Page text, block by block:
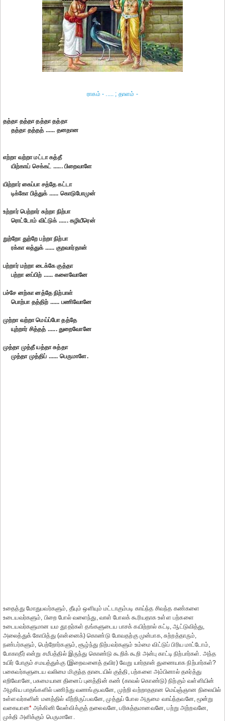
ராகம் - ..... ; தாளம் -
தத்தா தத்தா தத்தா தத்தா
தத்தா தத்தத் ...... தனதான
எற்றா வற்றா மட்டா கத்தீ
யிற்காய் செக்கட் ...... பிறைவாளே
யிற்றார் கைப்பா சத்தே கட்டா
டிக்கோ பித்துக் ...... கொடுபோமுன்
உற்றார் பெற்றார் சுற்றா நிற்பா
ரொட்டோம் விட்டுக் ...... கழியீரென்
றுற்றோ துற்றே பற்றா நிற்பா
ரக்கா லத்துக் ...... குறவார்தான்
பற்றார் மற்றா டைக்கே குத்தா
பற்றா னப்பிற் ...... களைவோனே
பச்சே னற்கா னத்தே நிற்பாள்
பொற்பா தத்திற் ...... பணிவோனே
முற்றா வற்றா மெய்ப்போ தத்தே
யுற்றார் சித்தத் ...... துறைவோனே
முத்தா முத்தீ யத்தா சுத்தா
முத்தா முத்திப் ...... பெருமாளே.
உதைத்து மோதுபவர்களும், தீயும் ஒளியும் மட்டாகும்படி காய்ந்த சிவந்த கண்களை
உடையவர்களும், பிறை போல் வளைந்து, வாள் போலக் கூரியதாக உள்ள பற்களை
உடையவர்களுமான யம தூதர்கள் தங்களுடைய பாசக் கயிற்றால் கட்டி, ஆட்டுவித்து,
அலைத்துக் கோபித்து (என்னைக்) கொண்டு போவதற்கு முன்பாக, சுற்றத்தாரும்,
நண்பர்களும், பெற்றோர்களும், சூழ்ந்து நிற்பவர்களும் உம்மை விட்டுப் பிரிய மாட்டோம்,
போகாதீர் என்று சமீபத்தில் இருந்து கொண்டு கூறிக் கூறி அன்பு காட்டி நிற்பார்கள். அந்த
உயிர் போகும் சமயத்துக்கு (இறைவனைத் தவிர) வேறு யார்தான் துணையாக நிற்பார்கள்?
பகைவர்களுடைய வலிமை மிகுந்த தாடையில் குத்தி, பற்களை அம்பினால் தகர்த்து
எறிவோனே, பசுமையான தினைப் புனத்தின் கண் (காவல் கொண்டு) நிற்கும் வள்ளியின்
அழகிய பாதங்களில் பணிந்து வணங்குபவனே, முற்றி வற்றாததான மெய்ஞ்ஞான நிலையில்
உள்ளவர்களின் மனத்தில் வீற்றிருப்பவனே, முத்துப் போல அருமை வாய்ந்தவனே, மூன்று
வகையான*அக்கினி வேள்விக்குத் தலைவனே, பரிசுத்தமானவனே, பற்று அற்றவனே,
முக்தி அளிக்கும் பெருமாளே.